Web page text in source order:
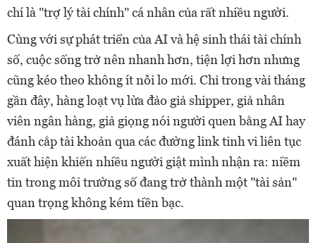
chí là "trợ lý tài chính" cá nhân của rất nhiều người.
Cùng với sự phát triển của AI và hệ sinh thái tài chính
số, cuộc sống trở nên nhanh hơn, tiện lợi hơn nhưng
cũng kéo theo không ít nỗi lo mới. Chỉ trong vài tháng
gần đây, hàng loạt vụ lừa đảo giả shipper, giả nhân
viên ngân hàng, giả giọng nói người quen bằng AI hay
đánh cắp tài khoản qua các đường link tinh vi liên tục
xuất hiện khiến nhiều người giật mình nhận ra: niềm
tin trong môi trường số đang trở thành một "tài sản"
quan trọng không kém tiền bạc.